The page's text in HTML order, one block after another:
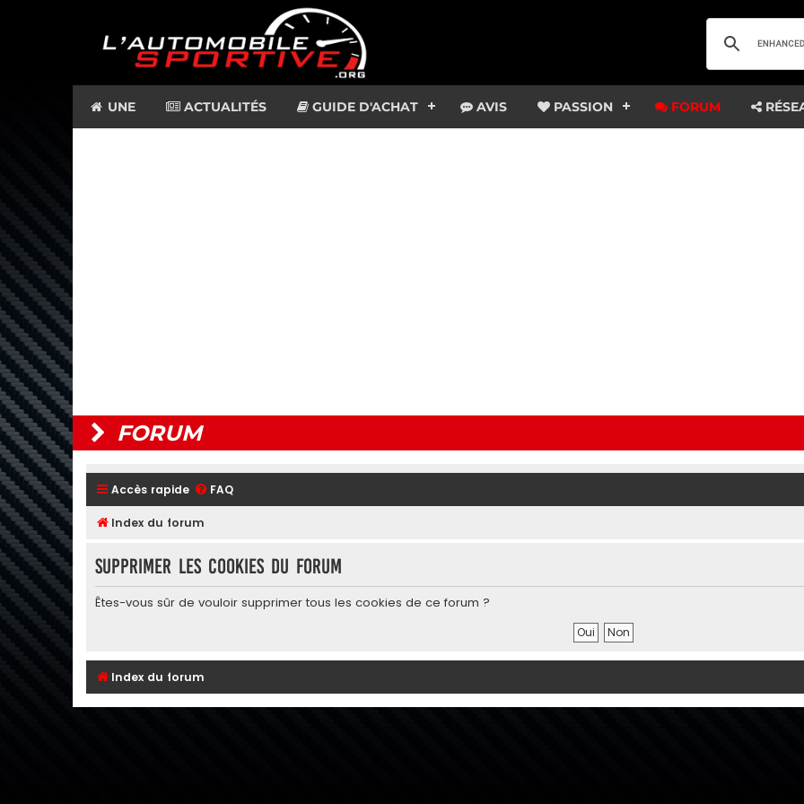
UNE ACTUALITÉS GUIDE D'ACHAT AVIS PASSION FORUM
FORUM
Accès rapide FAQ
Index du forum
Supprimer les cookies du forum
Êtes-vous sûr de vouloir supprimer tous les cookies de ce forum ?
Index du forum